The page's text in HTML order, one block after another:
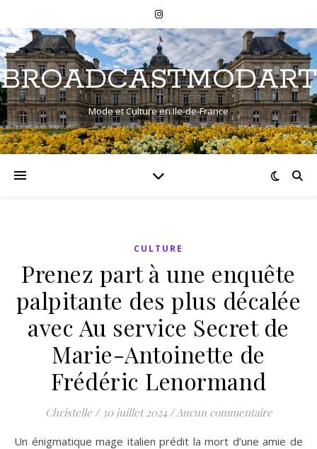
BROADCASTMODART
Mode et Culture en Ile-de-France
CULTURE
Prenez part à une enquête
palpitante des plus décalée
avec Au service Secret de
Marie-Antoinette de
Frédéric Lenormand
Christelle / 30 juillet 2024 /Aucun commentaire
Un énigmatique mage italien prédit la mort d’une amie de